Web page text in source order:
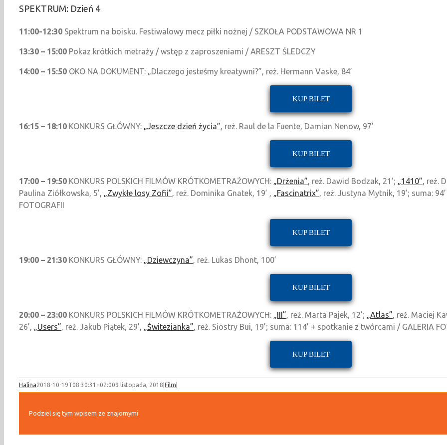
SPEKTRUM: Dzień 4
11:00-12:30 Spektrum na boisku. Festiwalowy mecz piłki nożnej / SZKOŁA PODSTAWOWA NR 1
13:30 – 15:00 Pokaz krótkich metraży / wstęp z zaproszeniami / ARESZT ŚLEDCZY
14:00 – 15:50 OKO NA DOKUMENT: „Dlaczego jesteśmy kreatywni?”, reż. Hermann Vaske, 84’
KUP BILET
16:15 – 18:10 KONKURS GŁÓWNY: „Jeszcze dzień życia”, reż. Raul de la Fuente, Damian Nenow, 97’
KUP BILET
17:00 – 19:50 KONKURS POLSKICH FILMÓW KRÓTKOMETRAŻOWYCH: „Drżenia”, reż. Dawid Bodzak, 21’; „1410”, reż.
Paulina Ziółkowska, 5’, „Zwykłe losy Zofii”, reż. Dominika Gnatek, 19’ , „Fascinatrix”, reż. Justyna Mytnik, 19’; suma:
FOTOGRAFII
KUP BILET
19:00 – 21:30 KONKURS GŁÓWNY: „Dziewczyna”, reż. Lukas Dhont, 100’
KUP BILET
20:00 – 23:00 KONKURS POLSKICH FILMÓW KRÓTKOMETRAŻOWYCH: „III”, reż. Marta Pajek, 12’; „Atlas”, reż. Maciej
26’, „Users”, reż. Jakub Piątek, 29’, „Świtezianka”, reż. Siostry Bui, 19’; suma: 114’ + spotkanie z twórcami / GALERIA
KUP BILET
Halina2018-10-19T08:30:31+02:009 listopada, 2018 Film
Podziel się tym wpisem ze znajomymi